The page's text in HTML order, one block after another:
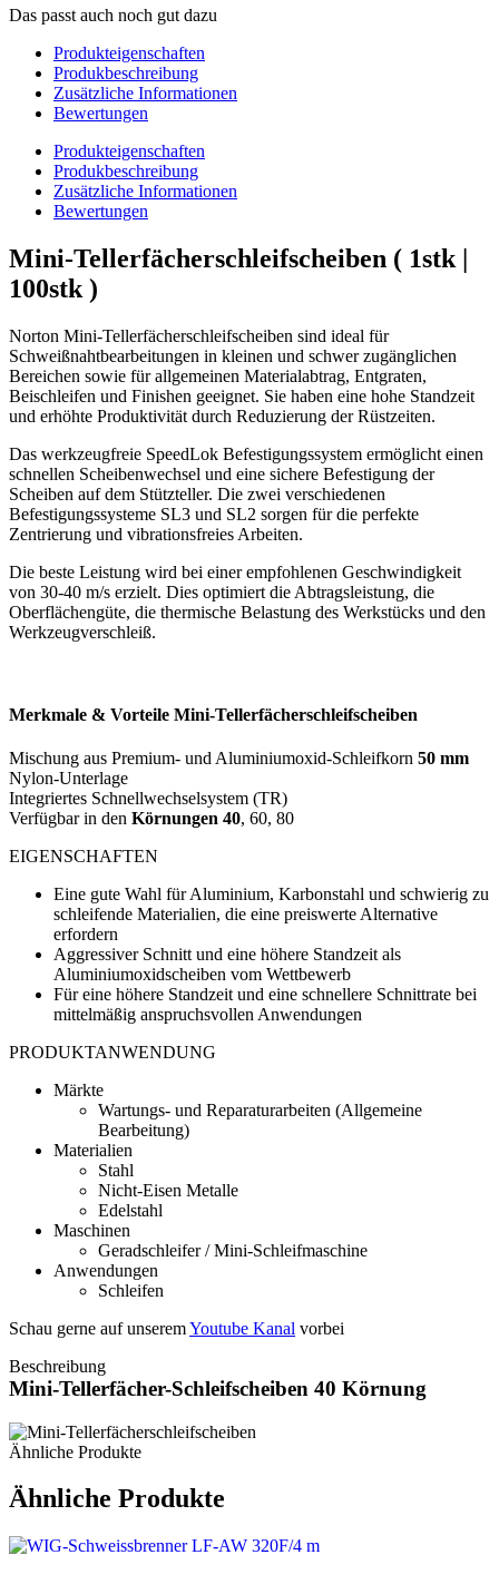
40
Menge
Das passt auch noch gut dazu
Produkteigenschaften
Produkbeschreibung
Zusätzliche Informationen
Bewertungen
Produkteigenschaften
Produkbeschreibung
Zusätzliche Informationen
Bewertungen
Mini-Tellerfächerschleifscheiben ( 1stk |
100stk )
Norton Mini-Tellerfächerschleifscheiben sind ideal für
Schweißnahtbearbeitungen in kleinen und schwer zugänglichen
Bereichen sowie für allgemeinen Materialabtrag, Entgraten,
Beischleifen und Finishen geeignet. Sie haben eine hohe Standzeit
und erhöhte Produktivität durch Reduzierung der Rüstzeiten.
Das werkzeugfreie SpeedLok Befestigungssystem ermöglicht einen
schnellen Scheibenwechsel und eine sichere Befestigung der
Scheiben auf dem Stützteller. Die zwei verschiedenen
Befestigungssysteme SL3 und SL2 sorgen für die perfekte
Zentrierung und vibrationsfreies Arbeiten.
Die beste Leistung wird bei einer empfohlenen Geschwindigkeit
von 30-40 m/s erzielt. Dies optimiert die Abtragsleistung, die
Oberflächengüte, die thermische Belastung des Werkstücks und den
Werkzeugverschleiß.
Merkmale & Vorteile Mini-Tellerfächerschleifscheiben
Mischung aus Premium- und Aluminiumoxid-Schleifkorn 50 mm
Nylon-Unterlage
Integriertes Schnellwechselsystem (TR)
Verfügbar in den Körnungen 40, 60, 80
EIGENSCHAFTEN
Eine gute Wahl für Aluminium, Karbonstahl und schwierig zu
schleifende Materialien, die eine preiswerte Alternative
erfordern
Aggressiver Schnitt und eine höhere Standzeit als
Aluminiumoxidscheiben vom Wettbewerb
Für eine höhere Standzeit und eine schnellere Schnittrate bei
mittelmäßig anspruchsvollen Anwendungen
PRODUKTANWENDUNG
Märkte
Wartungs- und Reparaturarbeiten (Allgemeine
Bearbeitung)
Materialien
Stahl
Nicht-Eisen Metalle
Edelstahl
Maschinen
Geradschleifer / Mini-Schleifmaschine
Anwendungen
Schleifen
Schau gerne auf unseremYoutube Kanal vorbei
Beschreibung
Mini-Tellerfächer-Schleifscheiben 40 Körnung
Ähnliche Produkte
Ähnliche Produkte